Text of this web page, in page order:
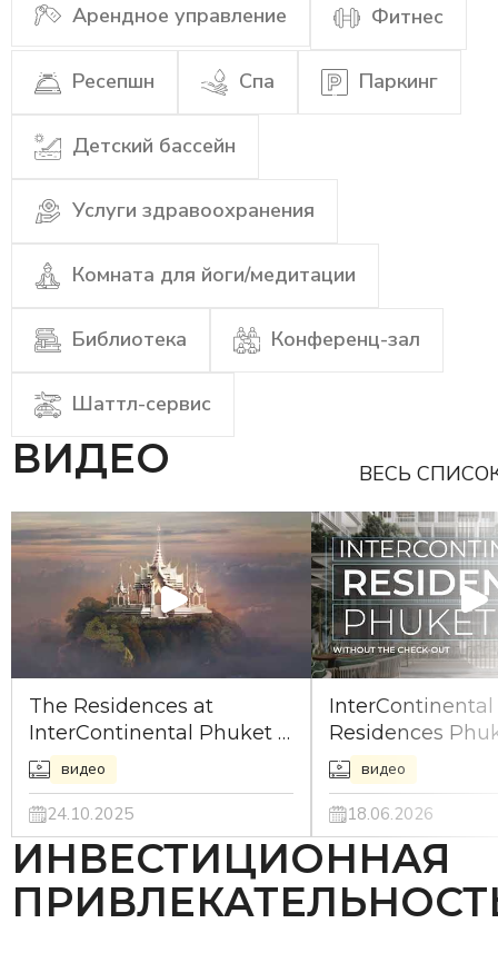
Арендное управление Фитнес
Ресепшн Спа Паркинг
Детский бассейн
Услуги здравоохранения
Комната для йоги/медитации
Библиотека Конференц-зал
Шаттл-сервис
ВИДЕО ВЕСЬ
The Residences at
InterContinental Phuket –
branded beach living
within a 5★ resort
видео
24.10.2025
InterContinental
Residences
Branded
Kamala Beach
видео
18.06.2026
ИНВЕСТИЦИОННАЯ